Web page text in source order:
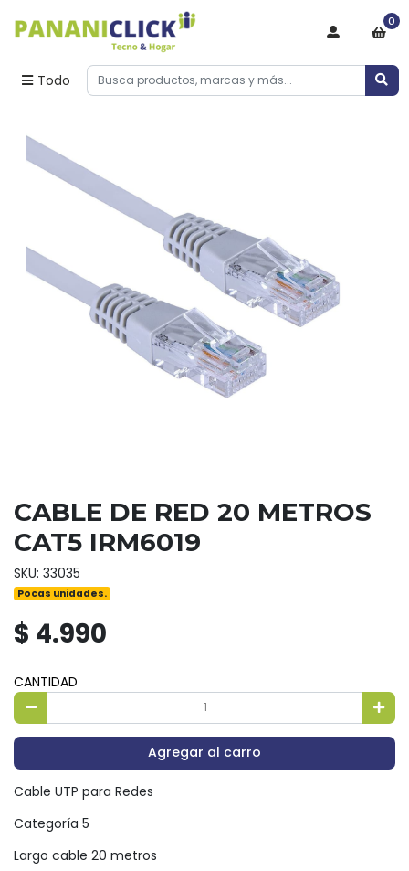
Todo
0
CABLE DE RED 20 METROS
CAT5 IRM6019
SKU: 33035
Pocas unidades.
$ 4.990
CANTIDAD
Agregar al carro
Cable UTP para Redes
Categoría 5
Largo cable 20 metros